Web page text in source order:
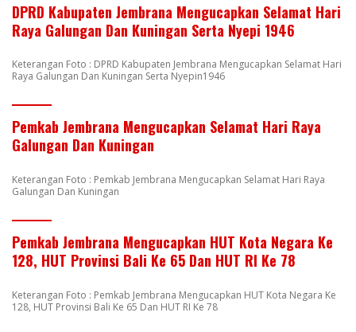
DPRD Kabupaten Jembrana Mengucapkan Selamat Hari
Raya Galungan Dan Kuningan Serta Nyepi 1946
Keterangan Foto : DPRD Kabupaten Jembrana Mengucapkan Selamat Hari
Raya Galungan Dan Kuningan Serta Nyepin1946
Pemkab Jembrana Mengucapkan Selamat Hari Raya
Galungan Dan Kuningan
Keterangan Foto : Pemkab Jembrana Mengucapkan Selamat Hari Raya
Galungan Dan Kuningan
Pemkab Jembrana Mengucapkan HUT Kota Negara Ke
128, HUT Provinsi Bali Ke 65 Dan HUT RI Ke 78
Keterangan Foto : Pemkab Jembrana Mengucapkan HUT Kota Negara Ke
128, HUT Provinsi Bali Ke 65 Dan HUT RI Ke 78